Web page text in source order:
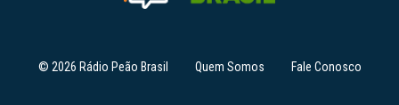
© 2026 Rádio Peão Brasil Quem Somos Fale Conosco